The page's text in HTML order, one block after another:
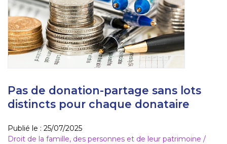
Pas de donation-partage sans lots
distincts pour chaque donataire
Publié le : 25/07/2025
Droit de la famille, des personnes et de leur patrimoine /